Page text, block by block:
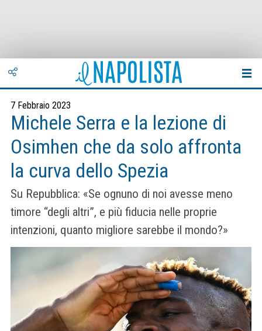
7 Febbraio 2023
Michele Serra e la lezione di
Osimhen che da solo affronta
la curva dello Spezia
Su Repubblica: «Se ognuno di noi avesse meno
timore “degli altri”, e più fiducia nelle proprie
intenzioni, quanto migliore sarebbe il mondo?»